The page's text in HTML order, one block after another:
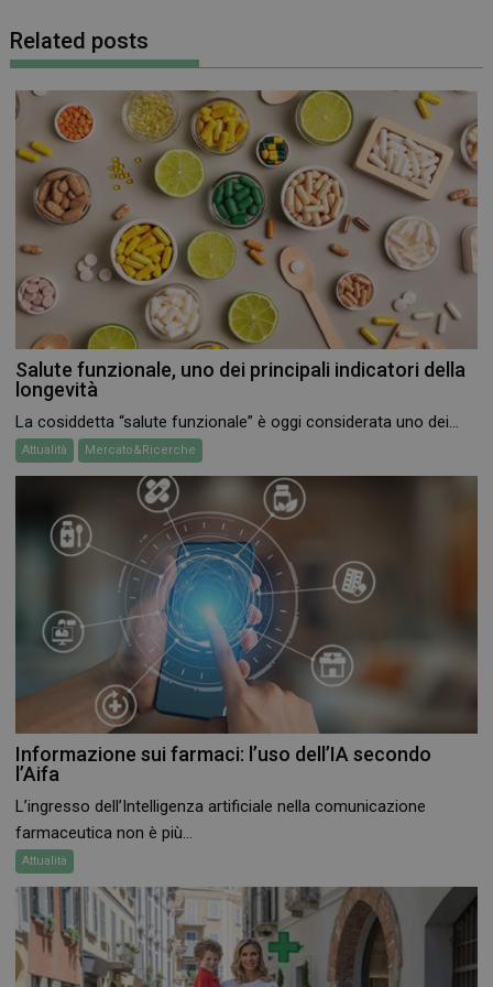
Related posts
Salute funzionale, uno dei principali indicatori della
longevità
La cosiddetta “salute funzionale” è oggi considerata uno dei...
Attualità Mercato&Ricerche
Informazione sui farmaci: l’uso dell’IA secondo
l’Aifa
L’ingresso dell’Intelligenza artificiale nella comunicazione
farmaceutica non è più...
Attualità
_ga_RV9MB13F2Q
mese
_ga
Google LLC
.farmamese.it